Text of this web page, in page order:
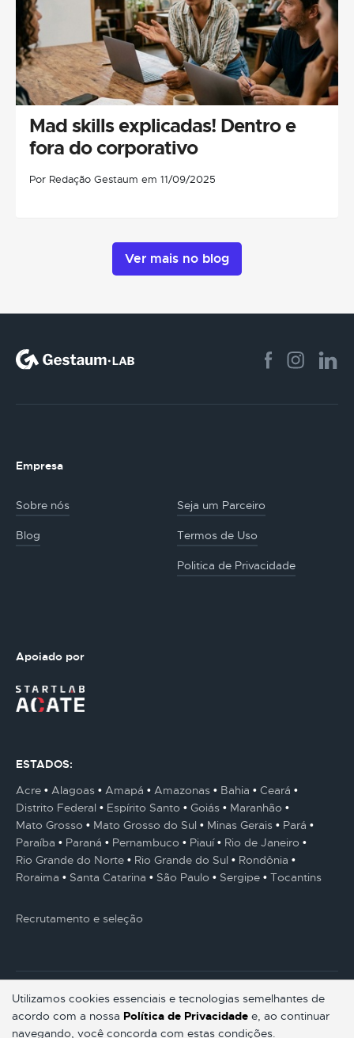
Mad skills explicadas! Dentro e
fora do corporativo
Por Redação Gestaum em 11/09/2025
Ver mais no blog
Utilizamos cookies essenciais e tecnologias semelhantes de
acordo com a nossa Política de Privacidade e, ao continuar
navegando, você concorda com estas condições.
Empresa
Sobre nós Seja um Parceiro
Blog Termos de Uso
Politica de Privacidade
Apoiado por
ESTADOS:
Acre
Alagoas Amapá Amazonas Bahia
Ceará
Distrito Federal
Espírito Santo Goiás
Maranhão
Mato Grosso
Mato Grosso do Sul Minas Gerais
Pará
Paraíba
Paraná Pernambuco Piauí
Rio de Janeiro
Rio Grande do Norte
Rio Grande do Sul
Rondônia
Roraima
Santa Catarina São Paulo Sergipe Tocantins
Recrutamento e seleção
© Gestaum Lab ® Todos os direitos reservados.